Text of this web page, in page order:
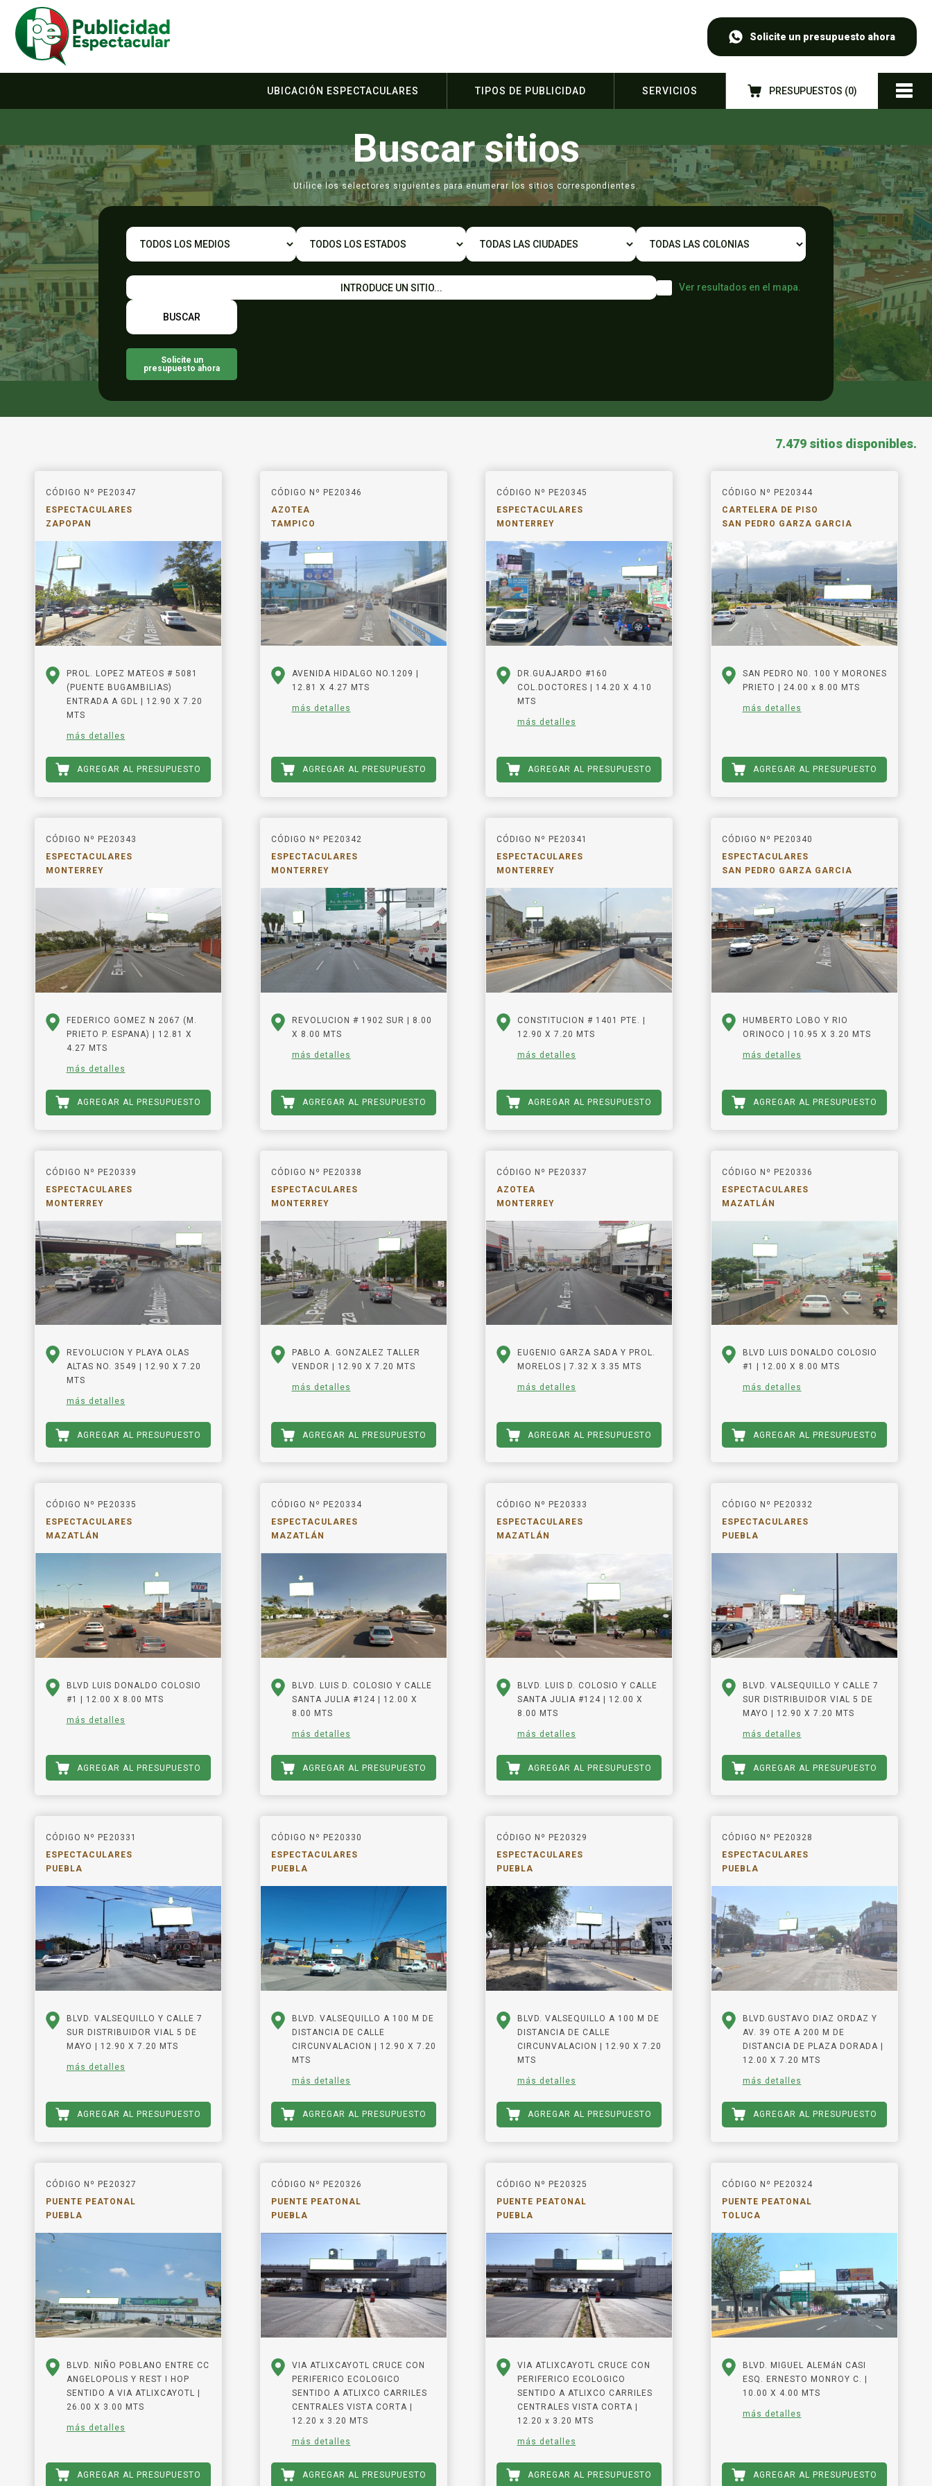
Solicite un presupuesto ahora
UBICACIÓN ESPECTACULARES TIPOS DE PUBLICIDAD SERVICIOS PRESUPUESTOS (0)
Buscar sitios
Utilice los selectores siguientes para enumerar los sitios correspondientes.
Ver resultados en el mapa.
Solicite un
presupuesto ahora
7.479 sitios disponibles.
CÓDIGO Nº PE20347
ESPECTACULARES
ZAPOPAN
PROL. LOPEZ MATEOS # 5081
(PUENTE BUGAMBILIAS)
ENTRADA A GDL | 12.90 X 7.20
MTS
más detalles
AGREGAR AL PRESUPUESTO
CÓDIGO Nº PE20346
AZOTEA
TAMPICO
AVENIDA HIDALGO NO.1209 |
12.81 X 4.27 MTS
más detalles
AGREGAR AL PRESUPUESTO
CÓDIGO Nº PE20345
ESPECTACULARES
MONTERREY
DR.GUAJARDO #160
COL.DOCTORES | 14.20 X 4.10
MTS
más detalles
AGREGAR AL PRESUPUESTO
CÓDIGO Nº PE20344
CARTELERA DE PISO
SAN PEDRO GARZA GARCIA
SAN PEDRO N0. 100 Y MORONES
PRIETO | 24.00 x 8.00 MTS
más detalles
AGREGAR AL PRESUPUESTO
CÓDIGO Nº PE20343
ESPECTACULARES
MONTERREY
FEDERICO GOMEZ N 2067 (M.
PRIETO P. ESPANA) | 12.81 X
4.27 MTS
más detalles
AGREGAR AL PRESUPUESTO
CÓDIGO Nº PE20342
ESPECTACULARES
MONTERREY
REVOLUCION # 1902 SUR | 8.00
X 8.00 MTS
más detalles
AGREGAR AL PRESUPUESTO
CÓDIGO Nº PE20341
ESPECTACULARES
MONTERREY
CONSTITUCION # 1401 PTE. |
12.90 X 7.20 MTS
más detalles
AGREGAR AL PRESUPUESTO
CÓDIGO Nº PE20340
ESPECTACULARES
SAN PEDRO GARZA GARCIA
HUMBERTO LOBO Y RIO
ORINOCO | 10.95 X 3.20 MTS
más detalles
AGREGAR AL PRESUPUESTO
CÓDIGO Nº PE20339
ESPECTACULARES
MONTERREY
REVOLUCION Y PLAYA OLAS
ALTAS NO. 3549 | 12.90 X 7.20
MTS
más detalles
AGREGAR AL PRESUPUESTO
CÓDIGO Nº PE20338
ESPECTACULARES
MONTERREY
PABLO A. GONZALEZ TALLER
VENDOR | 12.90 X 7.20 MTS
más detalles
AGREGAR AL PRESUPUESTO
CÓDIGO Nº PE20337
AZOTEA
MONTERREY
EUGENIO GARZA SADA Y PROL.
MORELOS | 7.32 X 3.35 MTS
más detalles
AGREGAR AL PRESUPUESTO
CÓDIGO Nº PE20336
ESPECTACULARES
MAZATLÁN
BLVD LUIS DONALDO COLOSIO
#1 | 12.00 X 8.00 MTS
más detalles
AGREGAR AL PRESUPUESTO
CÓDIGO Nº PE20335
ESPECTACULARES
MAZATLÁN
BLVD LUIS DONALDO COLOSIO
#1 | 12.00 X 8.00 MTS
más detalles
AGREGAR AL PRESUPUESTO
CÓDIGO Nº PE20334
ESPECTACULARES
MAZATLÁN
BLVD. LUIS D. COLOSIO Y CALLE
SANTA JULIA #124 | 12.00 X
8.00 MTS
más detalles
AGREGAR AL PRESUPUESTO
CÓDIGO Nº PE20333
ESPECTACULARES
MAZATLÁN
BLVD. LUIS D. COLOSIO Y CALLE
SANTA JULIA #124 | 12.00 X
8.00 MTS
más detalles
AGREGAR AL PRESUPUESTO
CÓDIGO Nº PE20332
ESPECTACULARES
PUEBLA
BLVD. VALSEQUILLO Y CALLE 7
SUR DISTRIBUIDOR VIAL 5 DE
MAYO | 12.90 X 7.20 MTS
más detalles
AGREGAR AL PRESUPUESTO
CÓDIGO Nº PE20331
ESPECTACULARES
PUEBLA
BLVD. VALSEQUILLO Y CALLE 7
SUR DISTRIBUIDOR VIAL 5 DE
MAYO | 12.90 X 7.20 MTS
más detalles
AGREGAR AL PRESUPUESTO
CÓDIGO Nº PE20330
ESPECTACULARES
PUEBLA
BLVD. VALSEQUILLO A 100 M DE
DISTANCIA DE CALLE
CIRCUNVALACION | 12.90 X 7.20
MTS
más detalles
AGREGAR AL PRESUPUESTO
CÓDIGO Nº PE20329
ESPECTACULARES
PUEBLA
BLVD. VALSEQUILLO A 100 M DE
DISTANCIA DE CALLE
CIRCUNVALACION | 12.90 X 7.20
MTS
más detalles
AGREGAR AL PRESUPUESTO
CÓDIGO Nº PE20328
ESPECTACULARES
PUEBLA
BLVD.GUSTAVO DIAZ ORDAZ Y
AV. 39 OTE A 200 M DE
DISTANCIA DE PLAZA DORADA |
12.00 X 7.20 MTS
más detalles
AGREGAR AL PRESUPUESTO
CÓDIGO Nº PE20327
PUENTE PEATONAL
PUEBLA
BLVD. NIÑO POBLANO ENTRE CC
ANGELOPOLIS Y REST I HOP
SENTIDO A VIA ATLIXCAYOTL |
26.00 X 3.00 MTS
más detalles
AGREGAR AL PRESUPUESTO
CÓDIGO Nº PE20326
PUENTE PEATONAL
PUEBLA
VIA ATLIXCAYOTL CRUCE CON
PERIFERICO ECOLOGICO
SENTIDO A ATLIXCO CARRILES
CENTRALES VISTA CORTA |
12.20 x 3.20 MTS
más detalles
AGREGAR AL PRESUPUESTO
CÓDIGO Nº PE20325
PUENTE PEATONAL
PUEBLA
VIA ATLIXCAYOTL CRUCE CON
PERIFERICO ECOLOGICO
SENTIDO A ATLIXCO CARRILES
CENTRALES VISTA CORTA |
12.20 x 3.20 MTS
más detalles
AGREGAR AL PRESUPUESTO
CÓDIGO Nº PE20324
PUENTE PEATONAL
TOLUCA
BLVD. MIGUEL ALEMáN CASI
ESQ. ERNESTO MONROY C. |
10.00 X 4.00 MTS
más detalles
AGREGAR AL PRESUPUESTO